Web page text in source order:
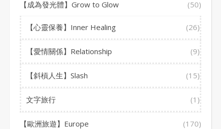
【成為發光體】Grow to Glow (50)
【心靈保養】Inner Healing (26)
【愛情關係】Relationship (9)
【斜槓人生】Slash (15)
文字旅行 (1)
【歐洲旅遊】Europe (170)